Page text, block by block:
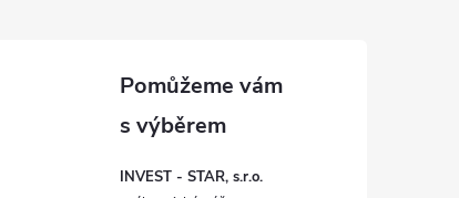
INVEST - STAR, s.r.o.